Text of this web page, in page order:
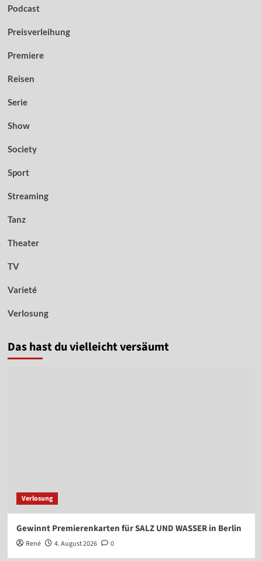
Podcast
Preisverleihung
Premiere
Reisen
Serie
Show
Society
Sport
Streaming
Tanz
Theater
TV
Varieté
Verlosung
Das hast du vielleicht versäumt
Verlosung
Gewinnt Premierenkarten für SALZ UND WASSER in Berlin
René 4. August 2026 0